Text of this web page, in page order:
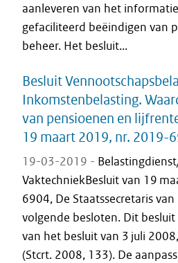
aanleveren van het
gefaciliteerd beëindigen van
beheer. Het besluit...
Besluit
Inkomstenbelasting.
van pensioenen en
19 maart 2019, nr. 2019-
19-03-2019 -
VaktechniekBesluit van 19
6904, De Staatssecretaris
volgende besloten. Dit besluit
van het besluit van 3 juli
(Stcrt. 2008, 133). De